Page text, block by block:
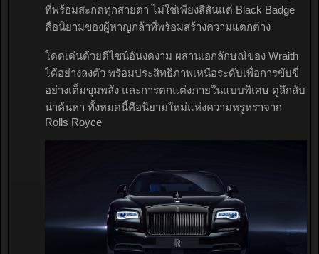
ที่พร้อมสะกดทุกสายตา ไม่ใช่เพียงสีสันแต่ Black Badge
คือนิยามของผู้หาญกล้าที่พร้อมสร้างความแตกต่าง
โดดเด่นด้วยดีไซน์อันงดงาม ผสานเอกลักษณ์ของ Wraith
ได้อย่างลงตัว พร้อมประสิทธิภาพเหนือระดับเพื่อการขับขี่
อย่างเต็มขุมพลัง และการตกแต่งภายในแบบพิเศษ ดูลึกลับ
น่าค้นหา ทั้งหมดนี้คือนิยามใหม่แห่งความหรูหราจาก
Rolls Royce